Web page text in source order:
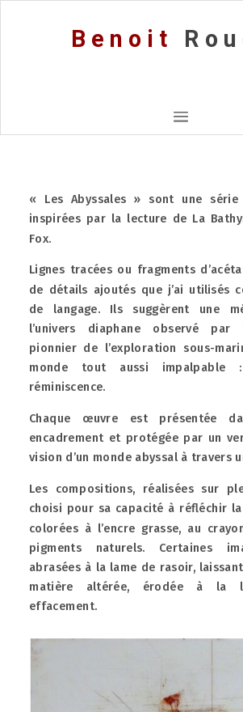
Benoit
« Les Abyssales » sont une
inspirées par la lecture de La
Fox.
Lignes tracées ou fragments
de détails ajoutés que j’ai utilisés
de langage. Ils suggèrent une
l’univers diaphane observé par
pionnier de l’exploration sous-
monde tout aussi
réminiscence.
Chaque œuvre est présentée
encadrement et protégée par un
vision d’un monde abyssal à travers
Les compositions, réalisées sur
choisi pour sa capacité à réfléchir
colorées à l’encre grasse, au
pigments naturels. Certaines
abrasées à la lame de rasoir,
matière altérée, érodée à la
effacement.